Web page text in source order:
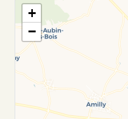
Fontenay sur Eure, FR-
Voir l'agence
Free2move Rent -
FONTENAY-SUR-EURE
11 AVENUE DU VAL DE
+
−